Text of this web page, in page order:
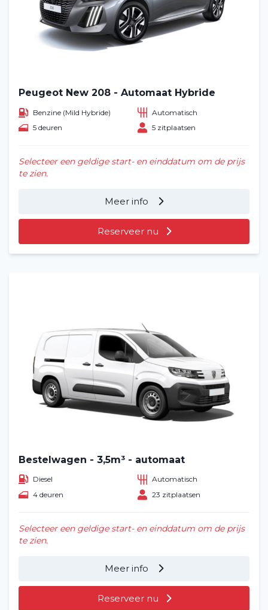
Peugeot New 208 - Automaat Hybride
Benzine (Mild Hybride)
Automatisch
5 deuren
5 zitplaatsen
Selecteer een geldige start- en einddatum om de prijs
te zien.
Meer info
Reserveer nu
Bestelwagen - 3,5m³ - automaat
Diesel
Automatisch
4 deuren
23 zitplaatsen
Selecteer een geldige start- en einddatum om de prijs
te zien.
Meer info
Reserveer nu